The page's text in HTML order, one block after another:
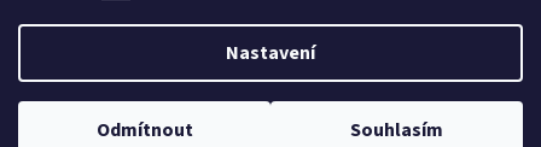
Nastavení
Odmítnout Souhlasím
Vytvořil Shoptet
Copyright 2026Beno Eshop . Všechna práva vyhrazena.